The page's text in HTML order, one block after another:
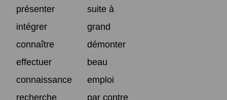
présenter
suite à
intégrer
grand
connaître
démonter
effectuer
beau
connaissance
emploi
recherche
par contre